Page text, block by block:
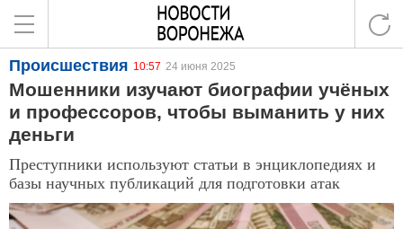
Происшествия 10:57 24 июня 2025
Мошенники изучают биографии учёных
и профессоров, чтобы выманить у них
деньги
Преступники используют статьи в энциклопедиях и
базы научных публикаций для подготовки атак